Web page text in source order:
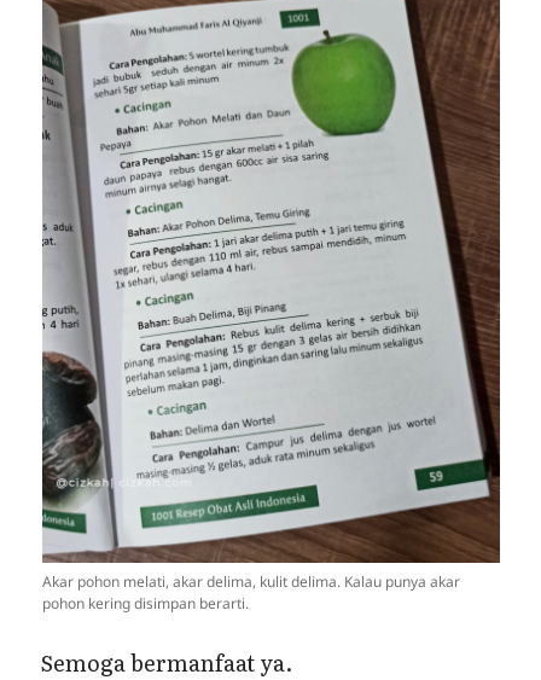
Akar pohon melati, akar delima, kulit delima. Kalau punya akar
pohon kering disimpan berarti.
Semoga bermanfaat ya.